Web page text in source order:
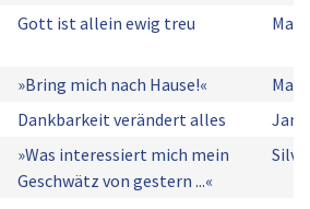
Gott ist allein ewig treu
»Bring mich nach Hause!«
Dankbarkeit verändert alles
»Was interessiert mich mein
Geschwätz von gestern ...«